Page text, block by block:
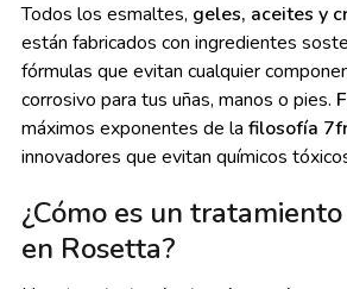
Todos los esmaltes, geles, aceites y
están fabricados con ingredientes
fórmulas que evitan cualquier
corrosivo para tus uñas, manos o pies.
máximos exponentes de la filosofía
innovadores que evitan químicos
¿Cómo es un
en Rosetta?